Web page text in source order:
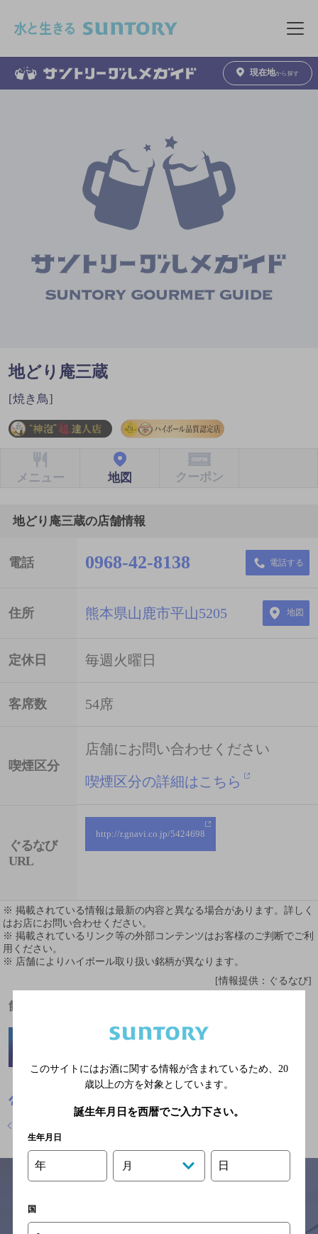
メニュ
現在地から探す
地どり庵三蔵
[焼き鳥]
メニュー 地図 クーポン
地どり庵三蔵の店舗情報
電話 0968-42-8138 電話する
住所 熊本県山鹿市平山5205 地図
定休日 毎週火曜日
客席数 54席
喫煙区分
店舗にお問い合わせください
喫煙区分の詳細はこちら
ぐるなび
URL
http://r.gnavi.co.jp/5424698
※ 掲載されている情報は最新の内容と異なる場合があります。詳しく
はお店にお問い合わせください。
※ 掲載されているリンク等の外部コンテンツはお客様のご判断でご利
用ください。
※ 店舗によりハイボール取り扱い銘柄が異なります。
[情報提供：ぐるなび]
飲めるお酒
このサイトにはお酒に関する情報が含まれているため、 20
歳以上の方を対象としています。
誕生年月日を西暦でご入力下さい。
生年月日
年 月 日
国